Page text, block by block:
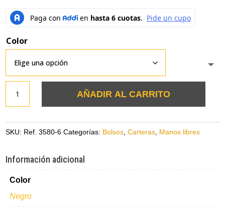
Color
mediano
en
cuero
cantidad
AÑADIR AL CARRITO
SKU: Ref. 3580-6 Categorías: Bolsos,Carteras, Manos libres
Información adicional
Color
Negro